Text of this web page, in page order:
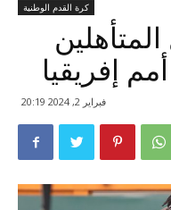
كرة القدم الوطنية
إفريقيا
فبراير 2, 2024 20:19